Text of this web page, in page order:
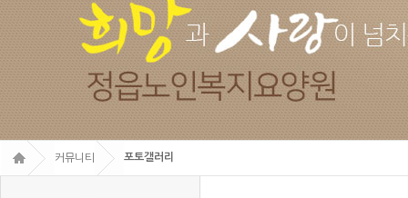
커뮤니티 포토갤러리